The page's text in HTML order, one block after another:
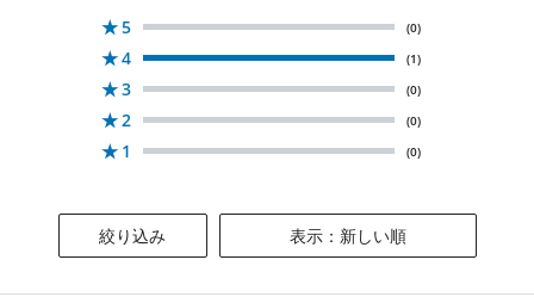
★5 (0)
★4 (1)
★3 (0)
★2 (0)
★ 1 (0)
絞り込み 表示：新しい順